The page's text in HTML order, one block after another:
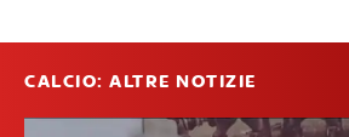
CALCIO: ALTRE NOTIZIE